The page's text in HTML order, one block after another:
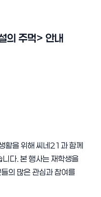
의 주먹> 안내
활을 위해 씨네21과 함께
다. 본 행사는 재학생을
의 많은 관심과 참여를